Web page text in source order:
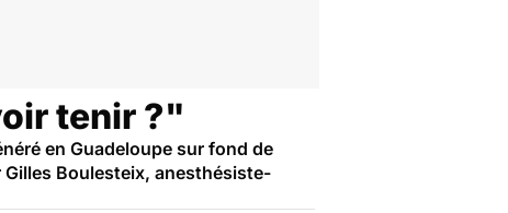
tenir ?"
en Guadeloupe sur fond de
Gilles Boulesteix, anesthésiste-